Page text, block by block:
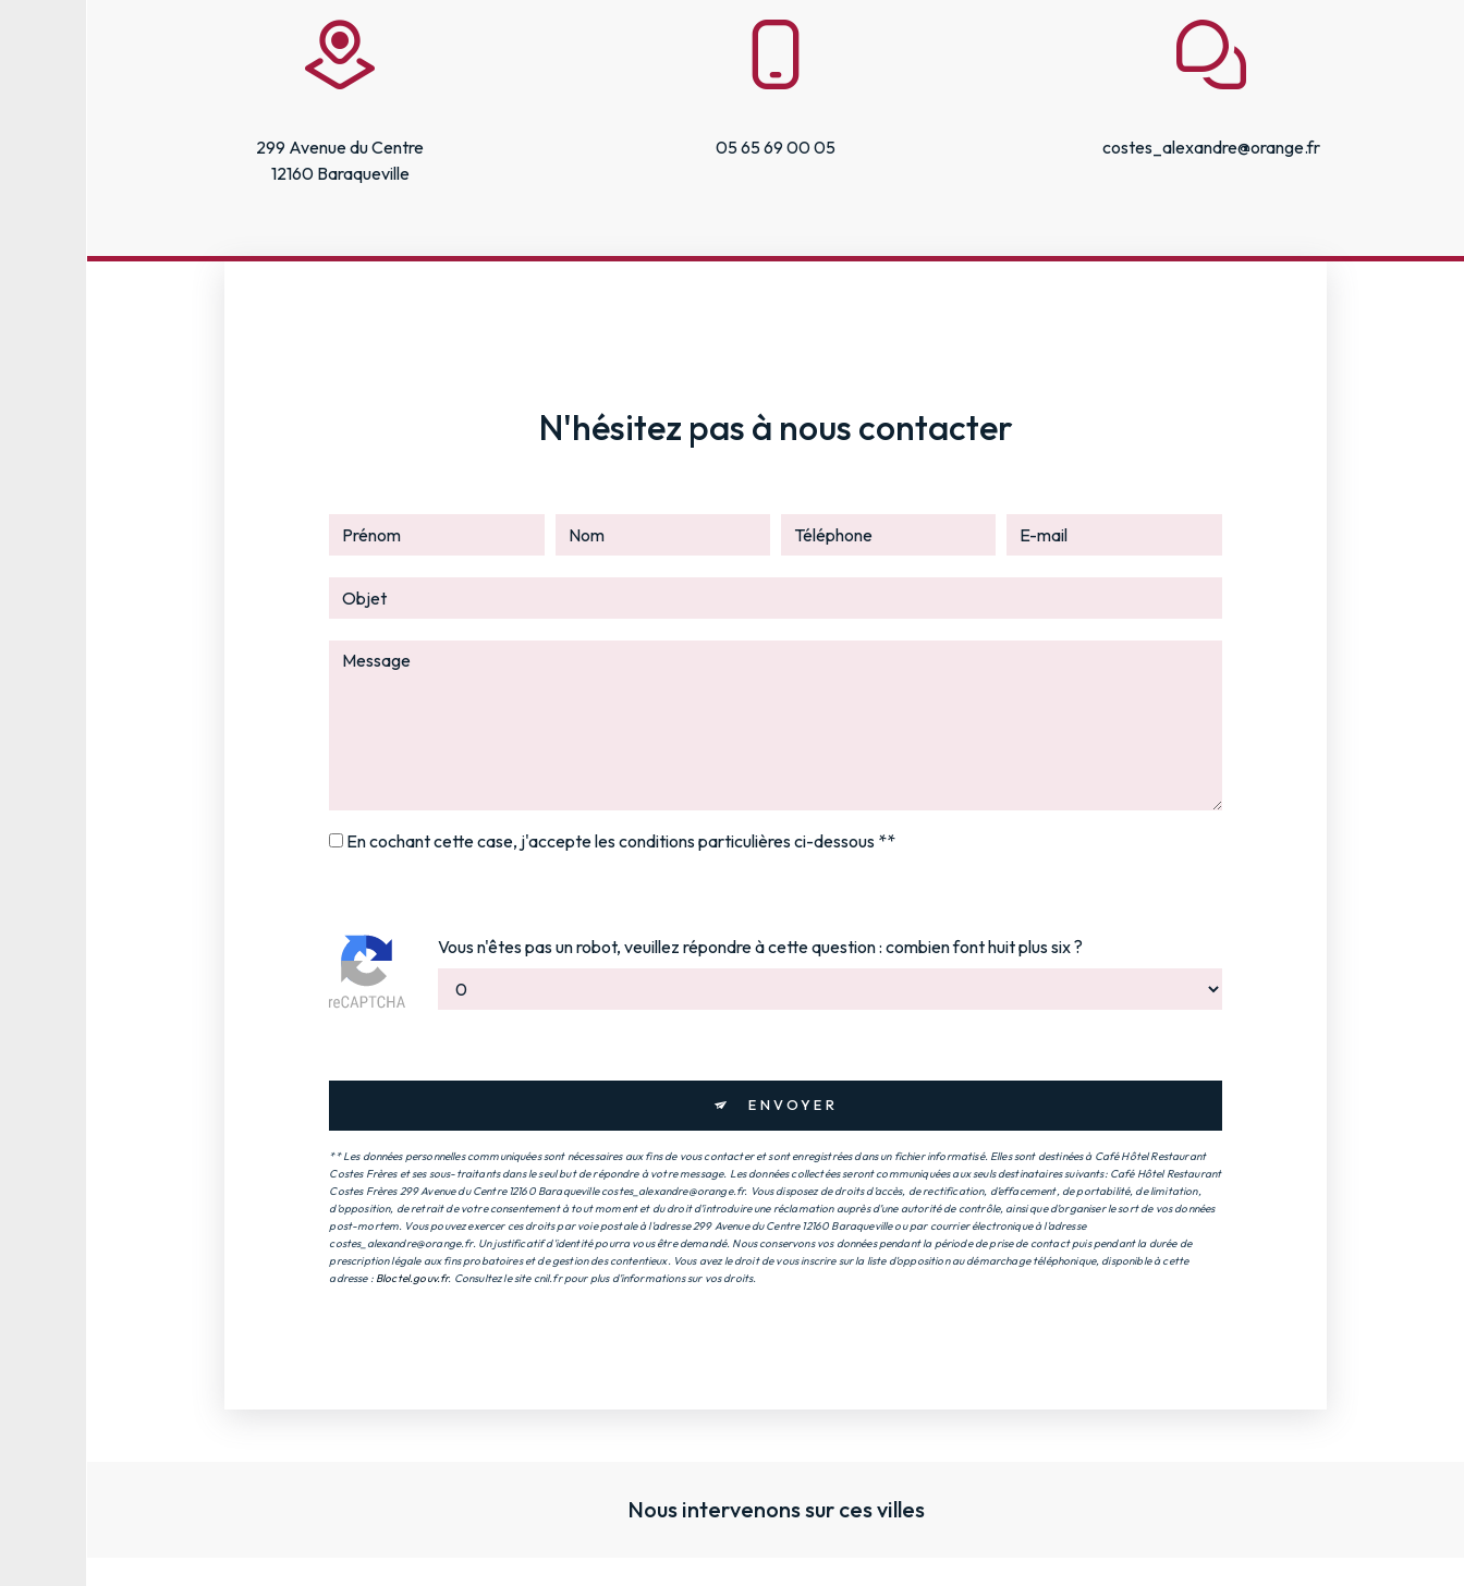
299 Avenue du Centre
12160 Baraqueville
05 65 69 00 05 costes_alexandre@orange.fr
N'hésitez pas à nous contacter
En cochant cette case, j'accepte les conditions particulières ci-dessous **
Vous n'êtes pas un robot, veuillez répondre à cette question : combien font huit plus six ?
ENVOYER
** Les données personnelles communiquées sont nécessaires aux fins de vous contacter et sont enregistrées dans un fichier informatisé. Elles sont destinées à Café Hôtel Restaurant
Costes Frères et ses sous-traitants dans le seul but de répondre à votre message. Les données collectées seront communiquées aux seuls destinataires suivants: Café Hôtel Restaurant
Costes Frères 299 Avenue du Centre 12160 Baraqueville costes_alexandre@orange.fr. Vous disposez de droits d’accès, de rectification, d’effacement, de portabilité, de limitation,
d’opposition, de retrait de votre consentement à tout moment et du droit d’introduire une réclamation auprès d’une autorité de contrôle, ainsi que d’organiser le sort de vos données
post-mortem. Vous pouvez exercer ces droits par voie postale à l'adresse 299 Avenue du Centre 12160 Baraqueville ou par courrier électronique à l'adresse
costes_alexandre@orange.fr. Un justificatif d'identité pourra vous être demandé. Nous conservons vos données pendant la période de prise de contact puis pendant la durée de
prescription légale aux fins probatoires et de gestion des contentieux. Vous avez le droit de vous inscrire sur la liste d'opposition au démarchage téléphonique, disponible à cette
adresse : Bloctel.gouv.fr. Consultez le site cnil.fr pour plus d’informations sur vos droits.
Nous intervenons sur ces villes